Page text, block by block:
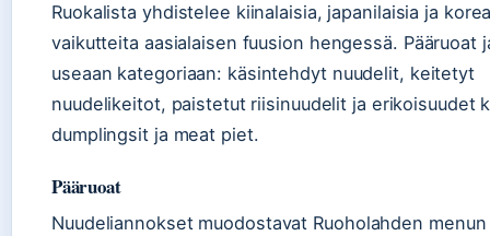
Ruokalista yhdistelee kiinalaisia, japanilaisia ja
vaikutteita aasialaisen fuusion hengessä. Pääruoat
useaan kategoriaan: käsintehdyt nuudelit, keitetyt
nuudelikeitot, paistetut riisinuudelit ja erikoisuudet
dumplingsit ja meat piet.
Pääruoat
Nuudeliannokset muodostavat Ruoholahden